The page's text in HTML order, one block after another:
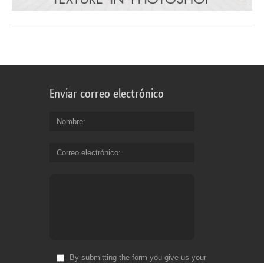
Enviar correo electrónico
Nombre
Correo electrónico
By submitting the form you give us your